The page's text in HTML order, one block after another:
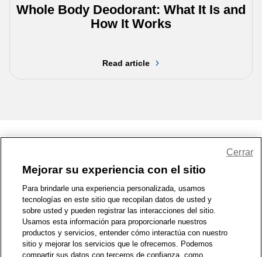
Whole Body Deodorant: What It Is and
How It Works
Read article
1-800-679-9691 | Contáctenos | Términos de Uso | Accesibilidad
Política de Privacidad | WA Privacy Policy | Mapa del sitio
Zona de Bienestar | © 1999 - 2026 CVS.com
Mejorar su experiencia con el sitio
Para brindarle una experiencia personalizada, usamos
tecnologías en este sitio que recopilan datos de usted y
sobre usted y pueden registrar las interacciones del sitio.
Usamos esta información para proporcionarle nuestros
productos y servicios, entender cómo interactúa con nuestro
sitio y mejorar los servicios que le ofrecemos. Podemos
compartir sus datos con terceros de confianza, como
Cerrar